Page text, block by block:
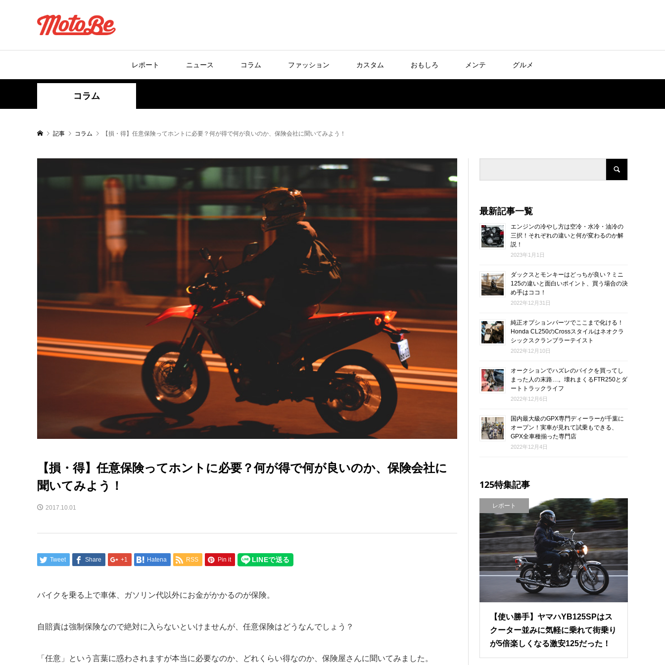
レポート ニュース コラム ファッション カスタム おもしろ メンテ グルメ
コラム
記事 コラム 【損・得】任意保険ってホントに必要？何が得で何が良いのか、保険会社に聞いてみよう！
【損・得】任意保険ってホントに必要？何が得で何が良いのか、保険会社に
聞いてみよう！
2017.10.01
Tweet Share +1 Hatena RSS Pin it
バイクを乗る上で車体、ガソリン代以外にお金がかかるのが保険。
自賠責は強制保険なので絶対に入らないといけませんが、任意保険はどうなんでしょう？
「任意」という言葉に惑わされますが本当に必要なのか、どれくらい得なのか、保険屋さんに聞いてみました。
最新記事一覧
エンジンの冷やし方は空冷・水冷・油冷の
三択！それぞれの違いと何が変わるのか解
説！
2023年1月1日
ダックスとモンキーはどっちが良い？ミニ
125の違いと面白いポイント、買う場合の決
め手はココ！
2022年12月31日
純正オプションパーツでここまで化ける！
Honda CL250のCrossスタイルはネオクラ
シックスクランブラーテイスト
2022年12月10日
オークションでハズレのバイクを買ってし
まった人の末路…。壊れまくるFTR250とダ
ートトラックライフ
2022年12月6日
国内最大級のGPX専門ディーラーが千葉に
オープン！実車が見れて試乗もできる、
GPX全車種揃った専門店
2022年12月4日
125特集記事
レポート
【使い勝手】ヤマハYB125SPはス
クーター並みに気軽に乗れて街乗り
が5倍楽しくなる激安125だった！